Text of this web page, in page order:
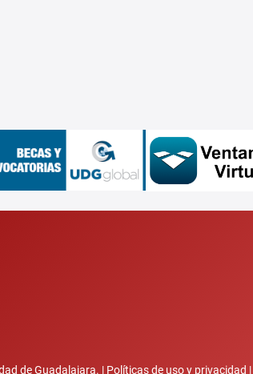
de Guadalajara. | Políticas de uso y privacidad |